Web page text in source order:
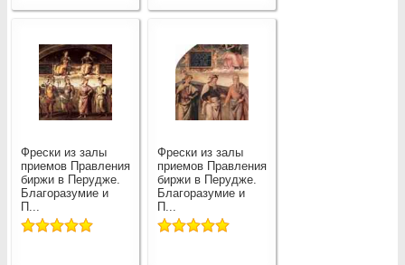
Фрески из залы
приемов Правления
биржи в Перудже.
Благоразумие и
П...
Фрески из залы
приемов Правления
биржи в Перудже.
Благоразумие и
П...